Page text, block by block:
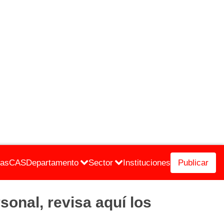
CASDepartamento Sector Instituciones Publicar
revisa aquí los